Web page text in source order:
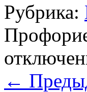
Рубрика:
←